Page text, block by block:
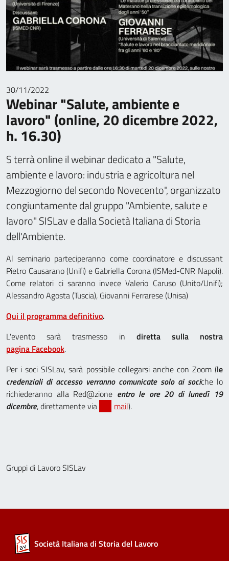
30/11/2022
Webinar "Salute, ambiente e
lavoro" (online, 20 dicembre 2022,
h. 16.30)
S terrà online il webinar dedicato a "Salute,
ambiente e lavoro: industria e agricoltura nel
Mezzogiorno del secondo Novecento", organizzato
congiuntamente dal gruppo "Ambiente, salute e
lavoro" SISLav e dalla Società Italiana di Storia
dell'Ambiente.
Al seminario parteciperanno come coordinatore e discussant
Pietro Causarano (Unifi) e Gabriella Corona (ISMed-CNR Napoli).
Come relatori ci saranno invece Valerio Caruso (Unito/Unifi);
Alessandro Agosta (Tuscia), Giovanni Ferrarese (Unisa)
Qui il programma definitivo.
L'evento sarà trasmesso in diretta sulla nostra
pagina Facebook.
Per i soci SISLav, sarà possibile collegarsi anche con Zoom (le
credenziali di accesso verranno comunicate solo ai sociche lo
richiederanno alla Red@zione entro le ore 20 di lunedì 19
dicembre, direttamente via mail).
Gruppi di Lavoro SISLav
Società Italiana di Storia del Lavoro